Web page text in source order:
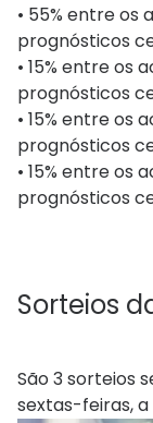
• 55% entre
prognósticos
• 15% entre os
prognósticos
• 15% entre os
prognósticos
• 15% entre os
prognósticos
Sorteios
São 3 sorteios
sextas-feiras, a